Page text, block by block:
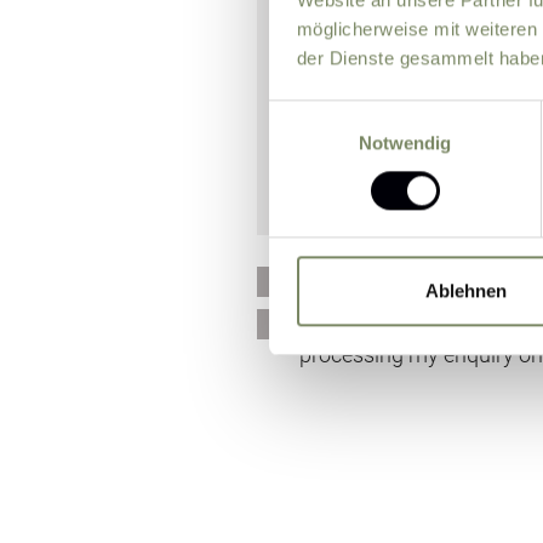
möglicherweise mit
der Dienste gesammelt
Notwendig
Ablehnen
Please send me news
I agree that the personal
processing my enquiry